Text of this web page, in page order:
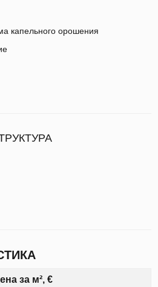
капельного орошения
за м², €